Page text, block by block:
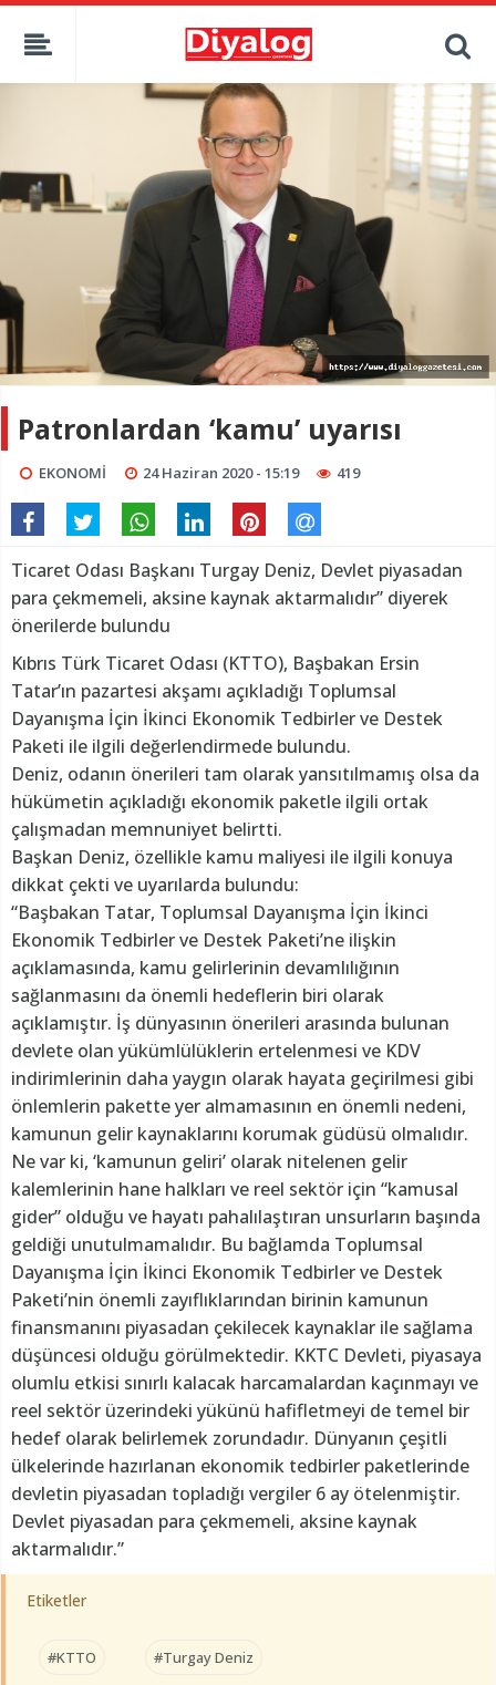
Patronlardan ‘kamu’ uyarısı
EKONOMİ 24 Haziran 2020 - 15:19 419
Ticaret Odası Başkanı Turgay Deniz, Devlet piyasadan
para çekmemeli, aksine kaynak aktarmalıdır” diyerek
önerilerde bulundu
Kıbrıs Türk Ticaret Odası (KTTO), Başbakan Ersin
Tatar’ın pazartesi akşamı açıkladığı Toplumsal
Dayanışma İçin İkinci Ekonomik Tedbirler ve Destek
Paketi ile ilgili değerlendirmede bulundu.
Deniz, odanın önerileri tam olarak yansıtılmamış olsa da
hükümetin açıkladığı ekonomik paketle ilgili ortak
çalışmadan memnuniyet belirtti.
Başkan Deniz, özellikle kamu maliyesi ile ilgili konuya
dikkat çekti ve uyarılarda bulundu:
“Başbakan Tatar, Toplumsal Dayanışma İçin İkinci
Ekonomik Tedbirler ve Destek Paketi’ne ilişkin
açıklamasında, kamu gelirlerinin devamlılığının
sağlanmasını da önemli hedeflerin biri olarak
açıklamıştır. İş dünyasının önerileri arasında bulunan
devlete olan yükümlülüklerin ertelenmesi ve KDV
indirimlerinin daha yaygın olarak hayata geçirilmesi gibi
önlemlerin pakette yer almamasının en önemli nedeni,
kamunun gelir kaynaklarını korumak güdüsü olmalıdır.
Ne var ki, ‘kamunun geliri’ olarak nitelenen gelir
kalemlerinin hane halkları ve reel sektör için “kamusal
gider” olduğu ve hayatı pahalılaştıran unsurların başında
geldiği unutulmamalıdır. Bu bağlamda Toplumsal
Dayanışma İçin İkinci Ekonomik Tedbirler ve Destek
Paketi’nin önemli zayıflıklarından birinin kamunun
finansmanını piyasadan çekilecek kaynaklar ile sağlama
düşüncesi olduğu görülmektedir. KKTC Devleti, piyasaya
olumlu etkisi sınırlı kalacak harcamalardan kaçınmayı ve
reel sektör üzerindeki yükünü hafifletmeyi de temel bir
hedef olarak belirlemek zorundadır. Dünyanın çeşitli
ülkelerinde hazırlanan ekonomik tedbirler paketlerinde
devletin piyasadan topladığı vergiler 6 ay ötelenmiştir.
Devlet piyasadan para çekmemeli, aksine kaynak
aktarmalıdır.”
Etiketler
#KTTO #Turgay Deniz